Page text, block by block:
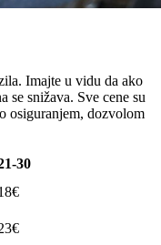
Imajte u vidu da ako
se snižava. Sve cene su
osiguranjem, dozvolom
30